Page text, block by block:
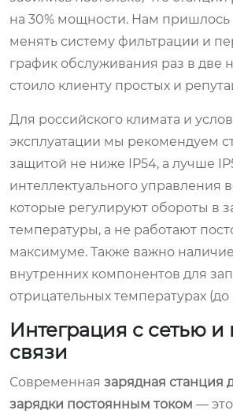
на 30% мощности. Нам пришлось
менять систему фильтрации и
график обслуживания раз в две
стоило клиенту простых и
Для российского климата и
эксплуатации мы рекомендуем
защитой не ниже IP54, а лучше
интеллектуального управления
которые регулируют обороты в
температуры, а не работают
максимуме. Также важно
внутренних компонентов для
отрицательных температурах (до
Интеграция с сетью и
связи
Современная зарядная станция
зарядки постоянным током —